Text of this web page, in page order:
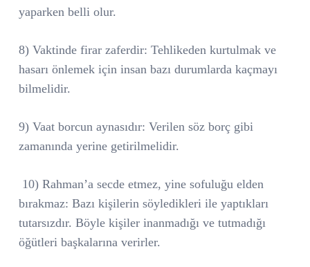
yaparken belli olur.
8) Vaktinde firar zaferdir: Tehlikeden kurtulmak ve
hasarı önlemek için insan bazı durumlarda kaçmayı
bilmelidir.
9) Vaat borcun aynasıdır: Verilen söz borç gibi
zamanında yerine getirilmelidir.
10) Rahman’a secde etmez, yine sofuluğu elden
bırakmaz: Bazı kişilerin söyledikleri ile yaptıkları
tutarsızdır. Böyle kişiler inanmadığı ve tutmadığı
öğütleri başkalarına verirler.